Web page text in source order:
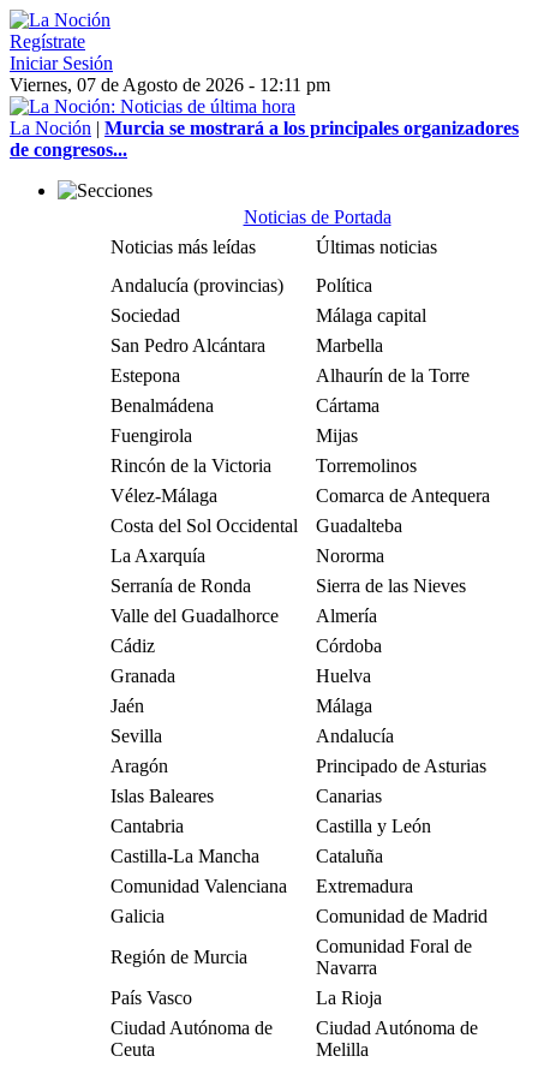
Regístrate
Iniciar Sesión
Viernes, 07 de Agosto de 2026 - 12:11 pm
La Noción | Murcia se mostrará a los principales organizadores
de congresos...
Noticias de Portada
Noticias más leídas
Últimas noticias
Andalucía (provincias)
Política
Sociedad
Málaga capital
San Pedro Alcántara
Marbella
Estepona
Alhaurín de la Torre
Benalmádena
Cártama
Fuengirola
Mijas
Rincón de la Victoria
Torremolinos
Vélez-Málaga
Comarca de Antequera
Costa del Sol Occidental
Guadalteba
La Axarquía
Nororma
Serranía de Ronda
Sierra de las Nieves
Valle del Guadalhorce
Almería
Cádiz
Córdoba
Granada
Huelva
Jaén
Málaga
Sevilla
Andalucía
Aragón
Principado de Asturias
Islas Baleares
Canarias
Cantabria
Castilla y León
Castilla-La Mancha
Cataluña
Comunidad Valenciana
Extremadura
Galicia
Comunidad de Madrid
Región de Murcia
Comunidad Foral de
Navarra
País Vasco
La Rioja
Ciudad Autónoma de
Ceuta
Ciudad Autónoma de
Melilla